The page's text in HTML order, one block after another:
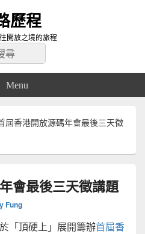
歷程
開放之境的旅程
Menu
屆香港開放源碼年會最後三天徵
會最後三天徵講題
Fung
「頂硬上」展開籌辦首屆香